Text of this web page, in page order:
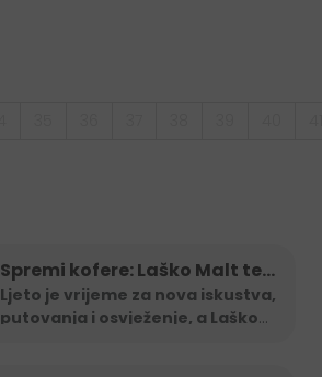
Spremi kofere: Laško Malt te
vodi na Maltu
Ljeto je vrijeme za nova iskustva,
putovanja i osvježenje, a Laško...